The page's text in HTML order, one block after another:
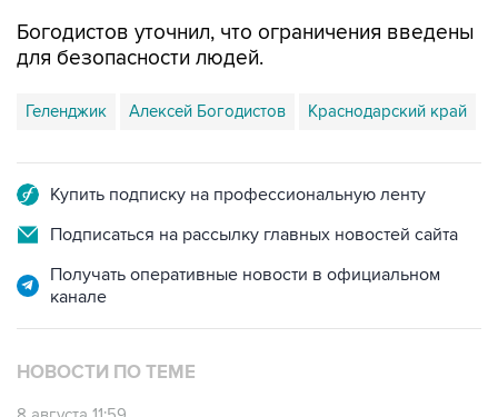
Богодистов уточнил, что ограничения введены
для безопасности людей.
Геленджик Алексей Богодистов Краснодарский край
Купить подписку на профессиональную ленту
Подписаться на рассылку главных новостей сайта
Получать оперативные новости в официальном
канале
НОВОСТИ ПО ТЕМЕ